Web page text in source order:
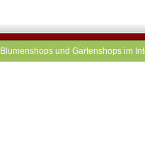
Blumenshops und Gartenshops im